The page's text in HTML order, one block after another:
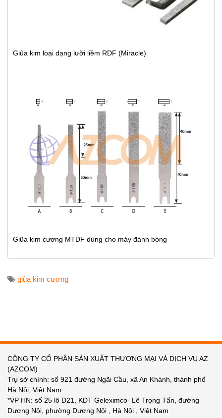
Giũa kim loại dạng lưỡi liềm RDF (Miracle)
Giũa kim cương MTDF dùng cho máy đánh bóng
giũa kim cương
CÔNG TY CỔ PHẦN SẢN XUẤT THƯƠNG MẠI VÀ DỊCH VỤ AZ
(AZCOM)
Trụ sở chính: số 921 đường Ngãi Cầu, xã An Khánh, thành phố
Hà Nội, Việt Nam
*VP HN: số 25 lô D21, KĐT Geleximco- Lê Trọng Tấn, đường
Dương Nội, phường Dương Nội , Hà Nội , Việt Nam